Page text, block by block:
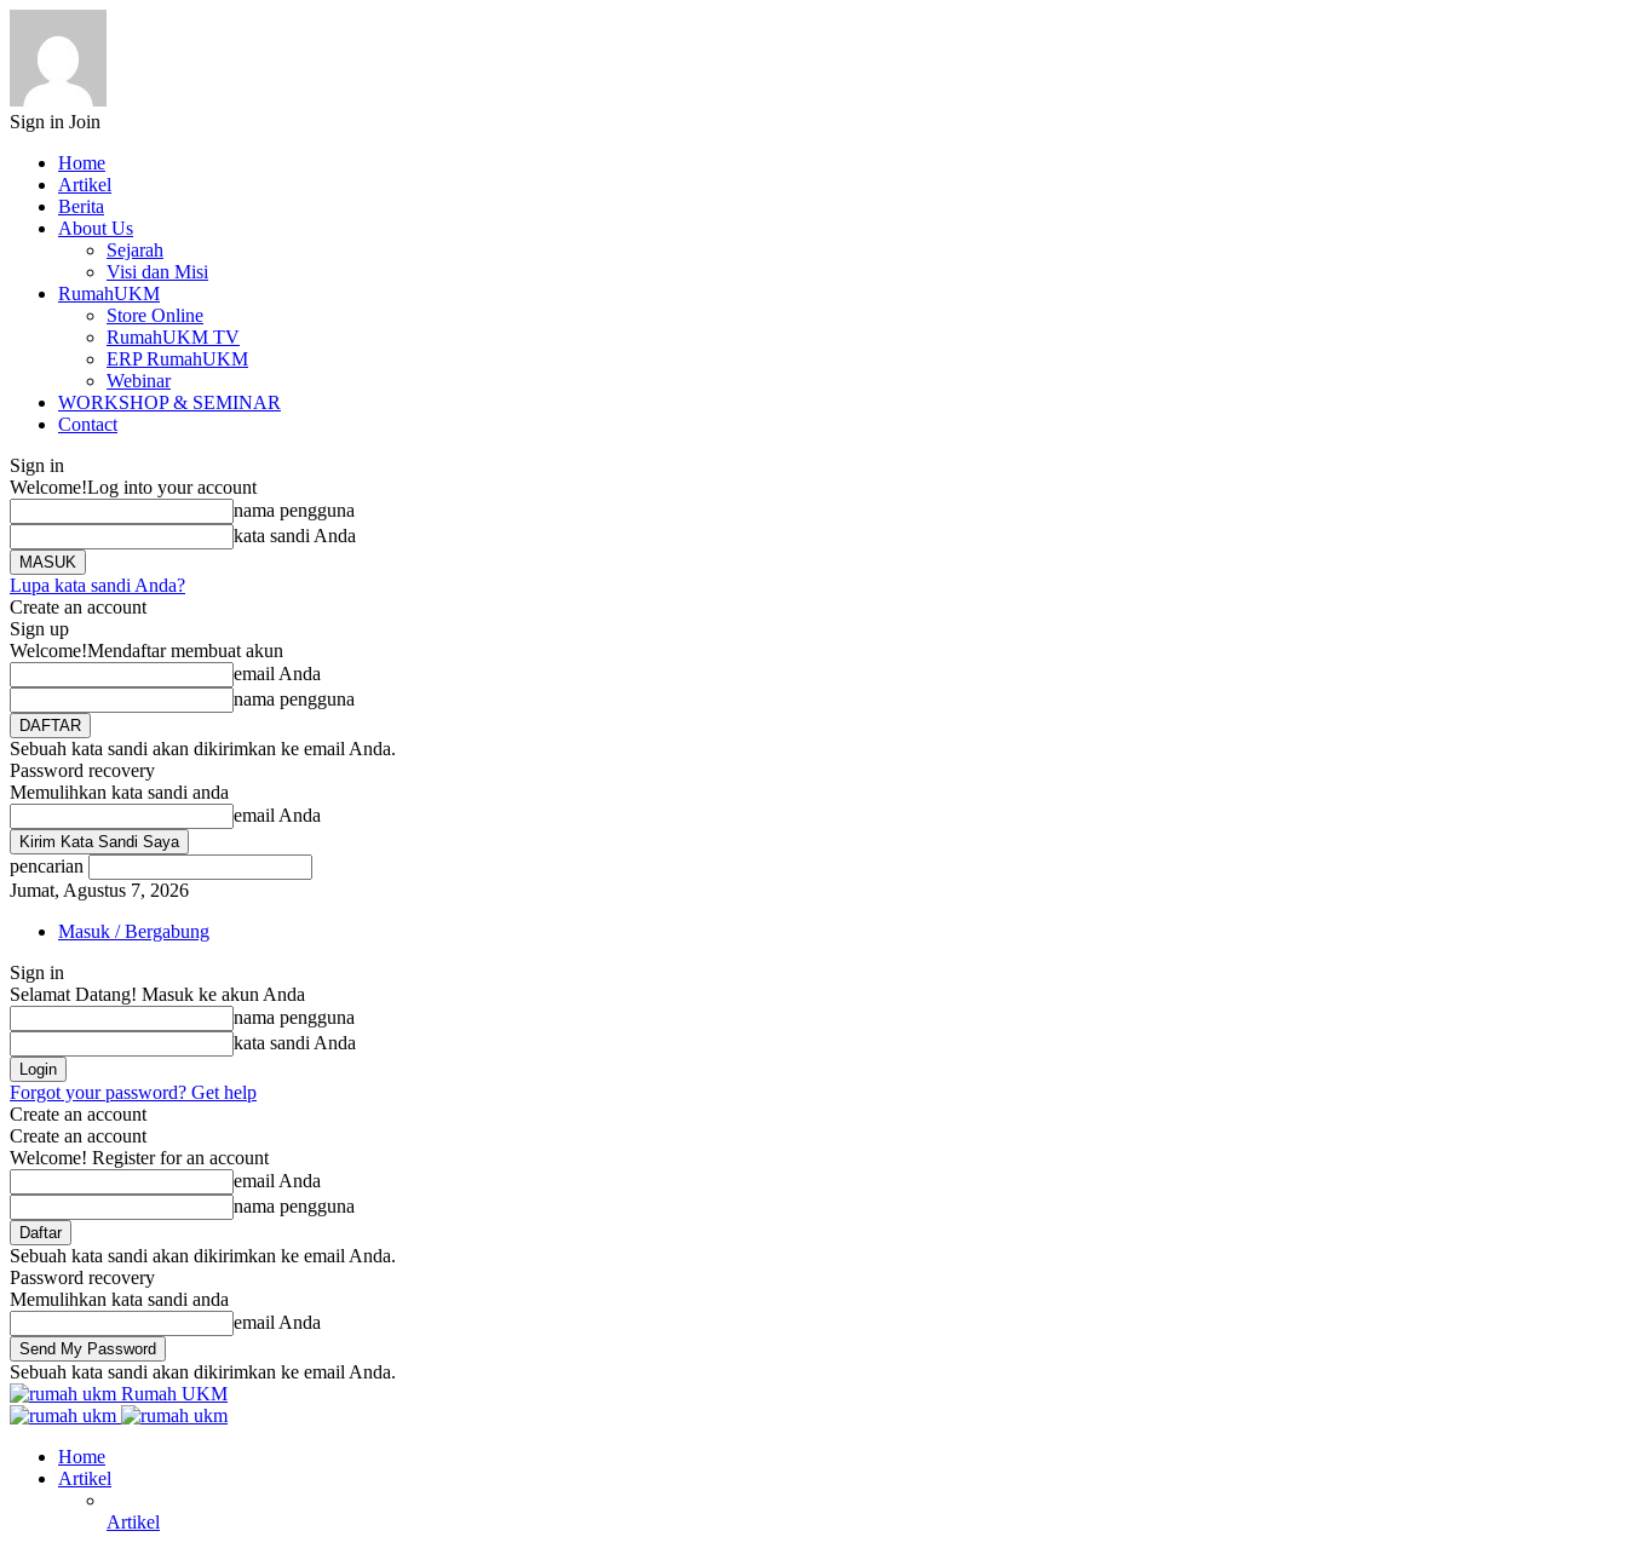
Sign in Join
Home
Artikel
Berita
About Us
Sejarah
Visi dan Misi
RumahUKM
Store Online
RumahUKM TV
ERP RumahUKM
Webinar
WORKSHOP & SEMINAR
Contact
Sign in
Welcome!Log into your account
nama pengguna
kata sandi Anda
Lupa kata sandi Anda?
Create an account
Sign up
Welcome!Mendaftar membuat akun
email Anda
nama pengguna
Sebuah kata sandi akan dikirimkan ke email Anda.
Password recovery
Memulihkan kata sandi anda
email Anda
pencarian
Jumat, Agustus 7, 2026
Masuk / Bergabung
Sign in
Selamat Datang! Masuk ke akun Anda
nama pengguna
kata sandi Anda
Forgot your password? Get help
Create an account
Create an account
Welcome! Register for an account
email Anda
nama pengguna
Sebuah kata sandi akan dikirimkan ke email Anda.
Password recovery
Memulihkan kata sandi anda
email Anda
Sebuah kata sandi akan dikirimkan ke email Anda.
Rumah UKM
Home
Artikel
Artikel